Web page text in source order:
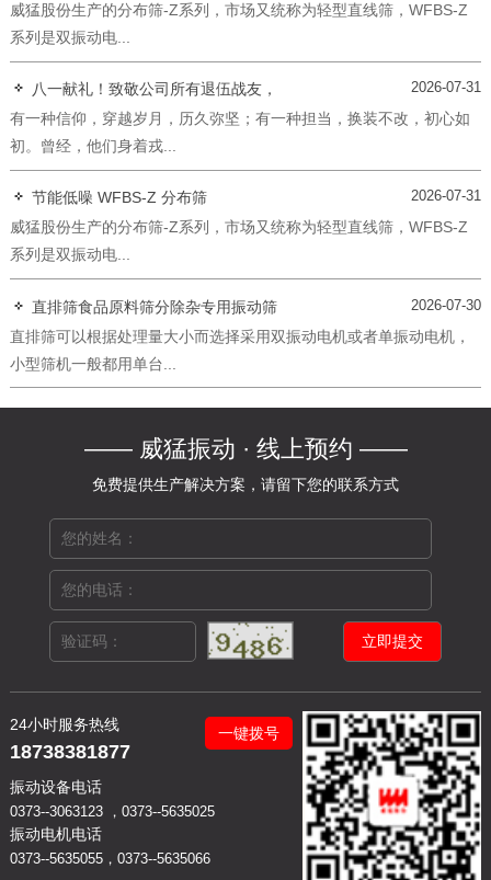
威猛股份生产的分布筛-Z系列，市场又统称为轻型直线筛，WFBS-Z
系列是双振动电...
八一献礼！致敬公司所有退伍战友， 2026-07-31
有一种信仰，穿越岁月，历久弥坚；有一种担当，换装不改，初心如
初。曾经，他们身着戎...
节能低噪 WFBS-Z 分布筛 2026-07-31
威猛股份生产的分布筛-Z系列，市场又统称为轻型直线筛，WFBS-Z
系列是双振动电...
直排筛食品原料筛分除杂专用振动筛 2026-07-30
直排筛可以根据处理量大小而选择采用双振动电机或者单振动电机，
小型筛机一般都用单台...
—— 威猛振动 · 线上预约 ——
免费提供生产解决方案，请留下您的联系方式
24小时服务热线
18738381877
一键拨号
振动设备电话
0373--3063123 ，0373--5635025
振动电机电话
0373--5635055，0373--5635066